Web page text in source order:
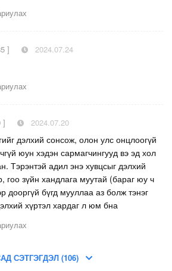
] 2024.07.24
] 2024.07.20
дэлхий сонсож, олон улс онцлоогүй
юун хэдэн сармагчингууд вэ эд хол
Тэрэнтэй адил энэ хувцсыг дэлхий
гоо зүйн хандлага муутай (бараг юу ч
дооргүй бүгд мууллаа аз болж тэнэг
хүртэл хардаг л юм бна
СЭТГЭГДЭЛ (106)